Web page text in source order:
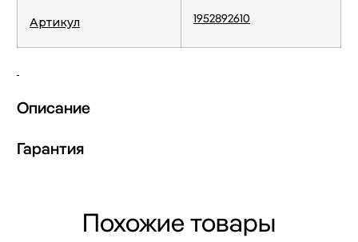
Артикул 1952892610
Описание
Гарантия
Похожие товары